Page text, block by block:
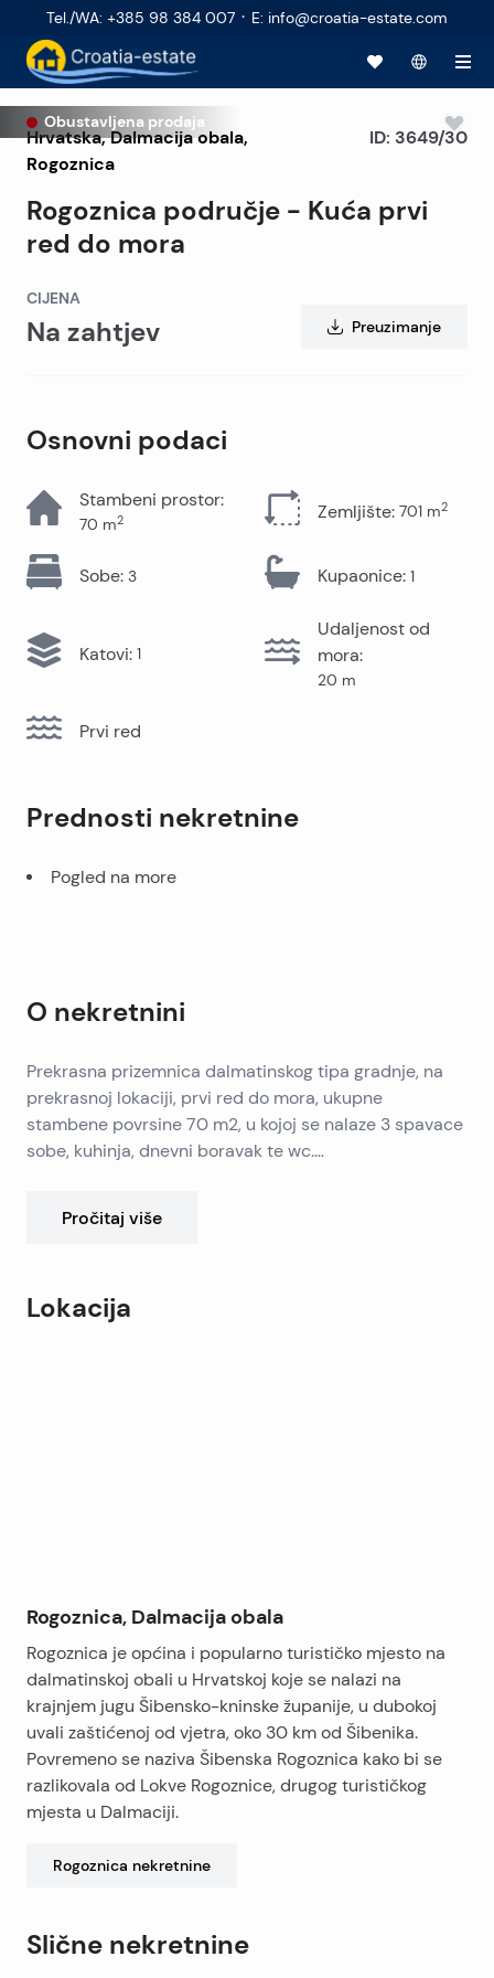
Tel./WA: +385 98 384 007 · E: info@croatia-estate.com
Obustavljena prodaja
Hrvatska,Dalmacija obala,
Rogoznica
Rogoznica područje - Kuća prvi
red do mora
ID: 3649/30
CIJENA
Na zahtjev Preuzimanje
Osnovni podaci
Stambeni prostor:
70 m2 Zemljište: 701 m2
Sobe: 3 Kupaonice: 1
Katovi: 1
Udaljenost od
mora:
20 m
Prvi red
Prednosti nekretnine
Pogled na more
O nekretnini
Prekrasna prizemnica dalmatinskog tipa gradnje, na
prekrasnoj lokaciji, prvi red do mora, ukupne
stambene povrsine 70 m2, u kojoj se nalaze 3 spavace
sobe, kuhinja, dnevni boravak te wc.
Sa parcele se pruza prekrasan otvoren pogled na
legalizirane.
Pročitaj više
Lokacija
Rogoznica, Dalmacija obala
Rogoznica je općina i popularno turističko mjesto na
dalmatinskoj obali u Hrvatskoj koje se nalazi na
krajnjem jugu Šibensko-kninske županije, u dubokoj
uvali zaštićenoj od vjetra, oko 30 km od Šibenika.
Povremeno se naziva Šibenska Rogoznica kako bi se
razlikovala od Lokve Rogoznice, drugog turističkog
mjesta u Dalmaciji.
Rogoznica nekretnine
Slične nekretnine